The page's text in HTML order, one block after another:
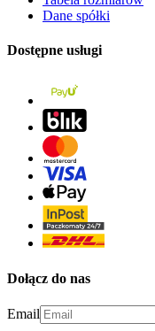
Dane spółki
Dostępne usługi
Dołącz do nas
Email